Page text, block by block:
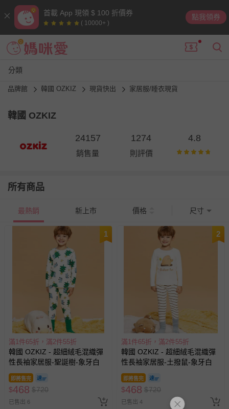
首載 App 現領 $ 100 折價券
( 10000+ )
點我領券
分類
品牌館 韓國 OZKIZ 現貨快出 家居服/睡衣現貨
韓國 OZKIZ
24157
銷售量
1274
則評價
4.8
所有商品
最熱銷 新上市 價格 尺寸
1
滿1件65折，滿2件55折
韓國 OZKIZ - 超細絨毛混織彈
性長袖家居服-聖誕樹-象牙白
即將售完
$468 $720
已售出 6
2
滿1件65折，滿2件55折
韓國 OZKIZ - 超細絨毛混織彈
性長袖家居服-土撥鼠-象牙白
即將售完
$468 $720
已售出 4